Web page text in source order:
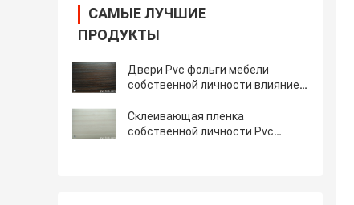
САМЫЕ ЛУЧШИЕ
ПРОДУКТЫ
Двери Pvc фольги мебели
собственной личности влияние
деревянное
Склеивающая пленка
собственной личности Pvc